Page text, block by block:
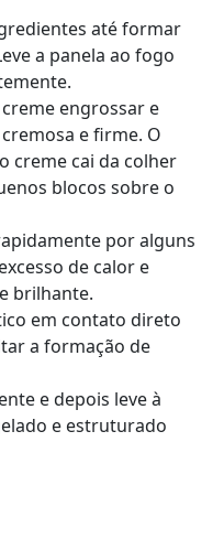
até formar
a panela ao fogo
engrossar e
e firme. O
creme cai da colher
blocos sobre o
por alguns
de calor e
brilhante.
em contato direto
a formação de
e depois leve à
e estruturado